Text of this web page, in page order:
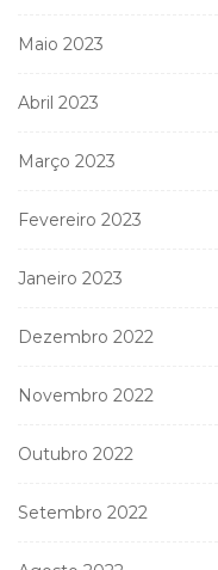
Maio 2023
Abril 2023
Março 2023
Fevereiro 2023
Janeiro 2023
Dezembro 2022
Novembro 2022
Outubro 2022
Setembro 2022